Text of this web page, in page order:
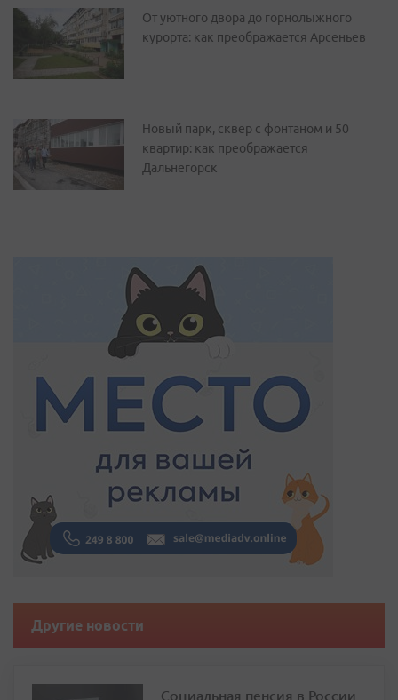
От уютного двора до горнолыжного
курорта: как преображается Арсеньев
Новый парк, сквер с фонтаном и 50
квартир: как преображается
Дальнегорск
Другие новости
Социальная пенсия в России